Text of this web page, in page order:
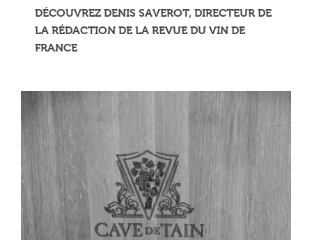
DÉCOUVREZ DENIS SAVEROT, DIRECTEUR DE
LA RÉDACTION DE LA REVUE DU VIN DE
FRANCE